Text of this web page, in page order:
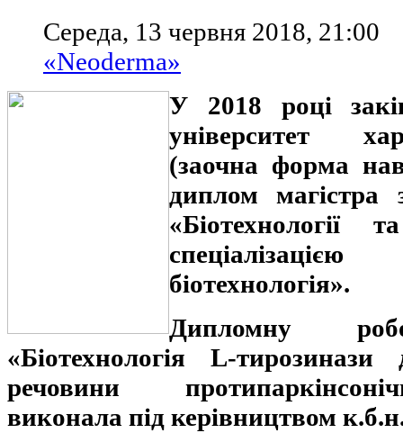
Середа, 13 червня 2018, 21:00
«Neoderma»
У 2018 році
університет
(заочна форма
диплом магістра
«Біотехнології
біотехнологія».
Дипломну
«Біотехнологія L-тирозинази
речовини
виконала під керівництвом